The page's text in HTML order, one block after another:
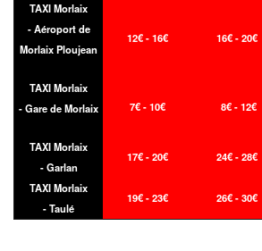
TAXI Morlaix
- Aéroport de
Morlaix Ploujean
12€ - 16€ 16€ - 20€
TAXI Morlaix
- Gare de Morlaix
7€ - 10€ 8€ - 12€
TAXI Morlaix
- Garlan
17€ - 20€ 24€ - 28€
TAXI Morlaix
- Taulé
19€ - 23€ 26€ - 30€